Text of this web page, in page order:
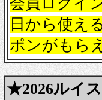
日から使え
ポンがもら
★2026ルイ